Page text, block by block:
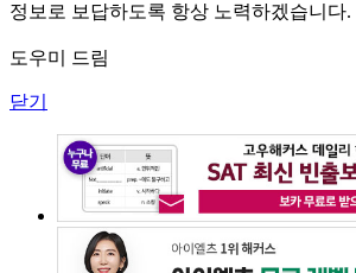
정보로 보답하도록 항상 노력하겠습니다.
도우미 드림
닫기